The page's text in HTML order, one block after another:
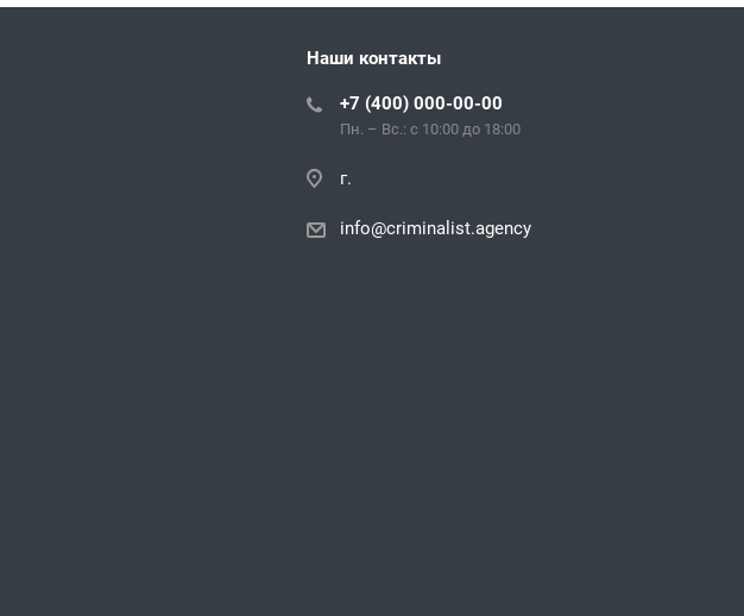
Наши контакты
+7 (400) 000-00-00
Пн. – Вс.: с 10:00 до 18:00
г.
info@criminalist.agency